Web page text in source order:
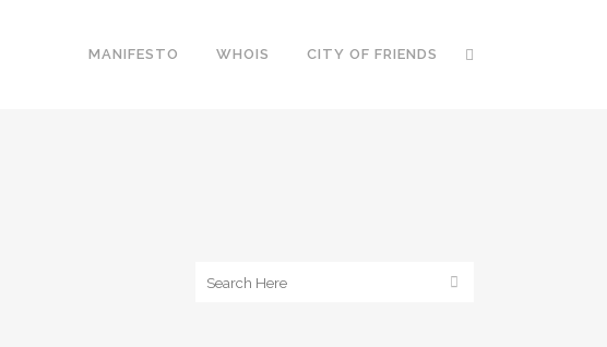
MANIFESTO WHOIS CITY OF FRIENDS